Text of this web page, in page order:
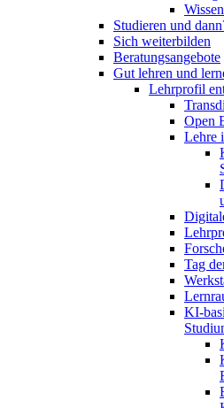
Studieren und
Sich weiterbilden
Beratungsangebote
Gut lehren und
Lehrprofil
Open
Lehre
Tag
KI-